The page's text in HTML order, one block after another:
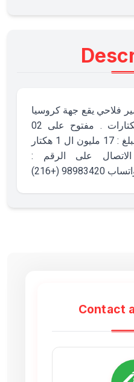
فلاحي يقع جهة كروسيا
. المساحة الجملية : 4 هكتارات . مفتوح على 02
واجهات . شهادة ملكية . المبلغ : 17 مليون ال 1 هكتار
على الرقم :
Contact